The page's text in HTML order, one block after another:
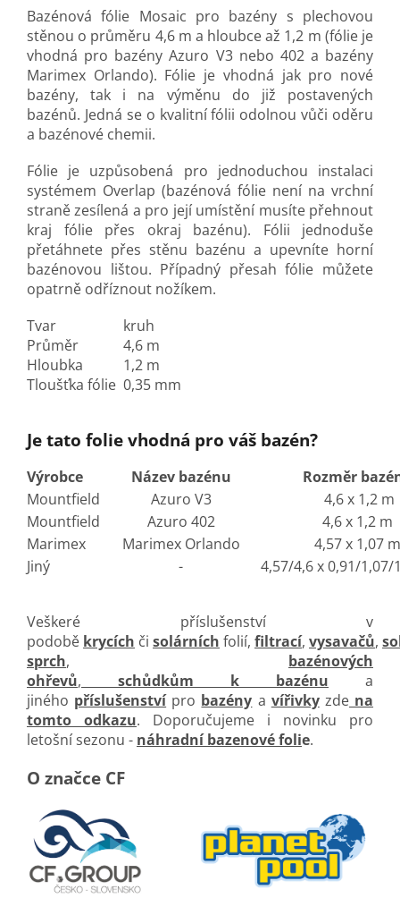
Bazénová fólie Mosaic pro bazény s plechovou
stěnou o průměru 4,6 m a hloubce až 1,2 m (fólie je
vhodná pro bazény Azuro V3 nebo 402 a bazény
Marimex Orlando). Fólie je vhodná jak pro nové
bazény, tak i na výměnu do již postavených
bazénů. Jedná se o kvalitní fólii odolnou vůči oděru
a bazénové chemii.
Fólie je uzpůsobená pro jednoduchou instalaci
systémem Overlap (bazénová fólie není na vrchní
straně zesílená a pro její umístění musíte přehnout
kraj fólie přes okraj bazénu). Fólii jednoduše
přetáhnete přes stěnu bazénu a upevníte horní
bazénovou lištou. Případný přesah fólie můžete
opatrně odříznout nožíkem.
Tvar
kruh
Průměr
4,6 m
Hloubka
1,2 m
Tloušťka fólie 0,35 mm
Je tato folie vhodná pro váš bazén?
Výrobce Název bazénu
Rozměr
Mountfield
Azuro V3
4,6 x 1,2 m
Mountfield
Azuro 402
4,6 x 1,2 m
Marimex
Marimex Orlando
4,57 x 1,07 m
Jiný
- 4,57/4,6 x 0,91/1,07/
Veškeré příslušenství v
podobě krycích či solárních folií, filtrací, vysavačů,
sprch, bazénových
ohřevů, schůdkům k bazénu a
jiného příslušenstvípro bazény a vířivkyzdena
tomto odkazu. Doporučujeme i novinku pro
letošní sezonu - náhradní bazenové folie.
O značce CF